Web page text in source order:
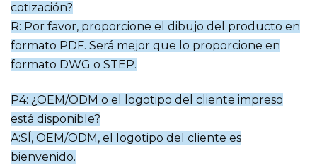
cotización?
R: Por favor, proporcione el dibujo del producto en
formato PDF. Será mejor que lo proporcione en
formato DWG o STEP.
P4: ¿OEM/ODM o el logotipo del cliente impreso
está disponible?
A:SÍ, OEM/ODM, el logotipo del cliente es
bienvenido.